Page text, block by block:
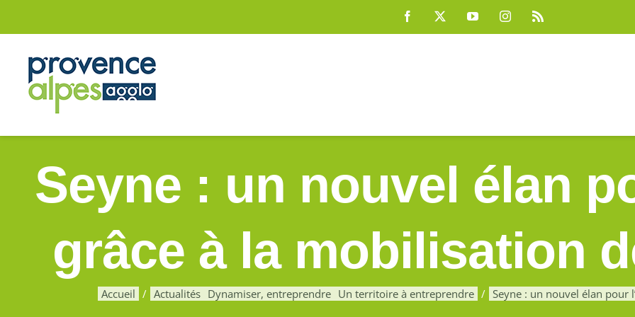
Facebook YouTubeInstagram
Seyne : un nouvel élan
grâce à la mobilisation
Accueil Actualités Dynamiser, entreprendre Un territoire à entreprendre Seyne : un nouvel élan pour